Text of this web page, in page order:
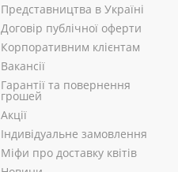
Представництва в Україні
Договір публічної оферти
Корпоративним клієнтам
Вакансії
Гарантії та повернення
грошей
Акції
Індивідуальне замовлення
Міфи про доставку квітів